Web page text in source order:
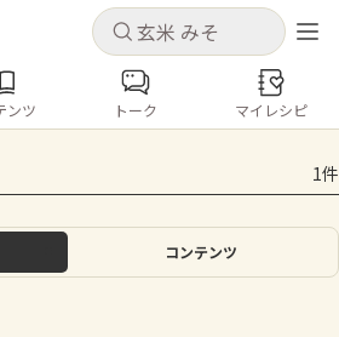
キャンセル
するとレシピを保存できます
キャンセル
コンテンツ
ピ
す トマト
とうもろこし
ンツ トーク マイレシピ
1件
コンテンツ